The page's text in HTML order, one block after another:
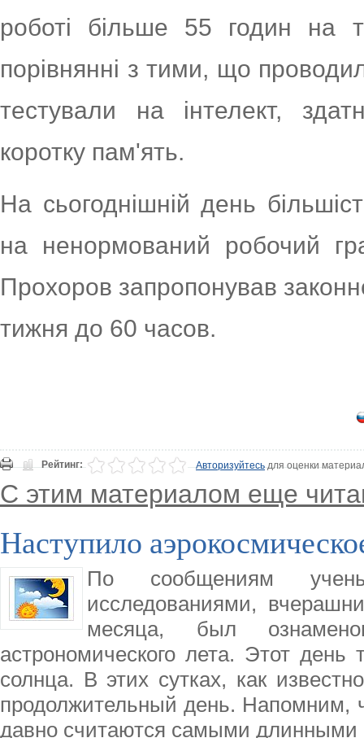
роботі більше 55 годин на
порівнянні з тими, що
тестували на інтелект,
коротку пам'ять.
На сьогоднішній день
на ненормований робочий
Прохоров запропонував
тижня до 60 часов.
Рейтинг: Авторизуйтесьдля оценки
С этим материалом еще
Наступило
По сообщениям
исследованиями,
месяца, был
астрономического лета. Этот день
солнца. В этих сутках, как
продолжительный день. Напомним,
давно считаются самыми длинными